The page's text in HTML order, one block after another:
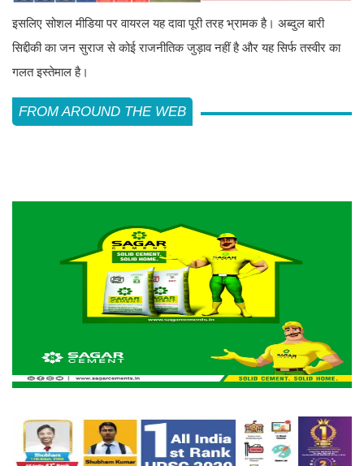
इसलिए सोशल मीडिया पर वायरल यह दावा पूरी तरह भ्रामक है। अब्दुल बारी
सिद्दीकी का जन सुराज से कोई राजनीतिक जुड़ाव नहीं है और यह सिर्फ तस्वीर का
गलत इस्तेमाल है।
FROM AROUND THE WEB